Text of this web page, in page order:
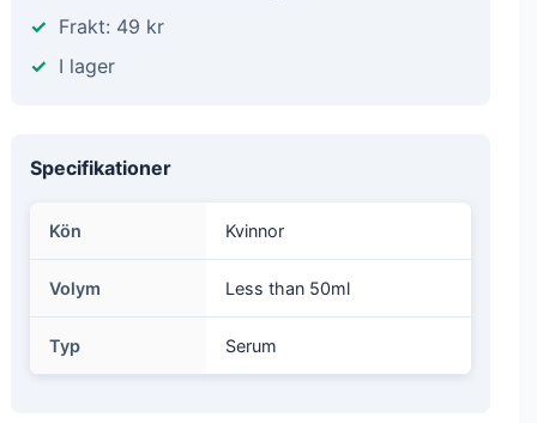
Frakt: 49 kr
I lager
Specifikationer
Kön Kvinnor
Volym Less than 50ml
Typ Serum